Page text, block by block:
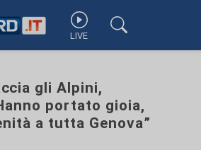
LIVE
gli Alpini,
portato gioia,
a tutta Genova”